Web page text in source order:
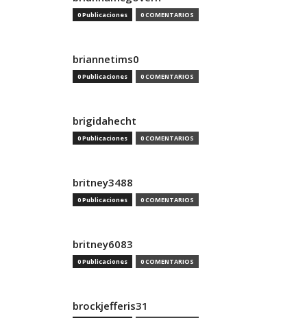
0 Publicaciones 0 COMENTARIOS
briannetims0
0 Publicaciones 0 COMENTARIOS
brigidahecht
0 Publicaciones 0 COMENTARIOS
britney3488
0 Publicaciones 0 COMENTARIOS
britney6083
0 Publicaciones 0 COMENTARIOS
brockjefferis31